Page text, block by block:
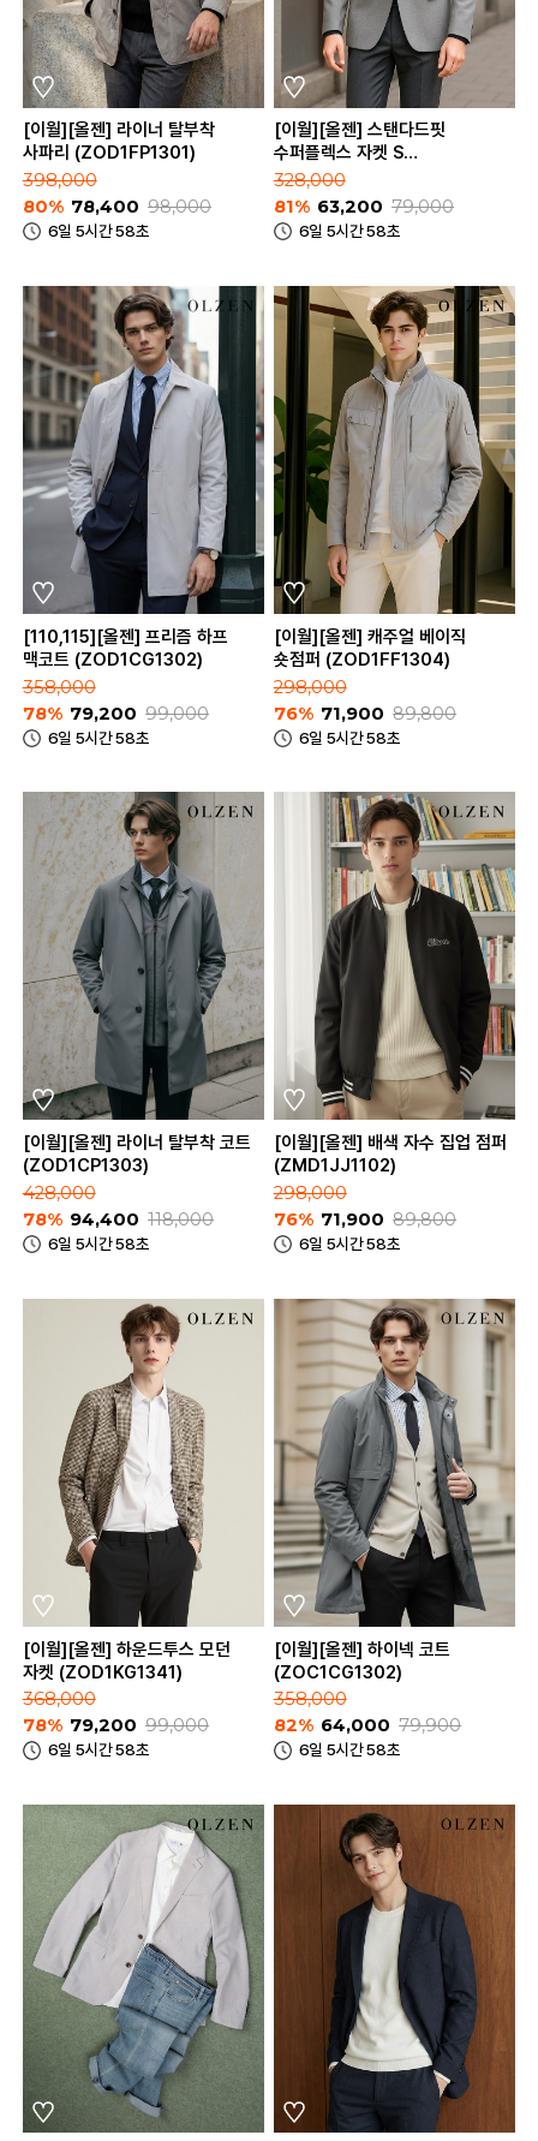
[이월][올젠] 라이너 탈부착
사파리 (ZOD1FP1301)
398,000
80% 78,400 98,000
6일 5시간 58초
[이월][올젠] 스탠다드핏
수퍼플렉스 자켓 S
(ZOD1KG1311)
328,000
81% 63,200 79,000
6일 5시간 58초
[110,115][올젠] 프리즘 하프
맥코트 (ZOD1CG1302)
358,000
78% 79,200 99,000
6일 5시간 58초
[이월][올젠] 캐주얼 베이직
숏점퍼 (ZOD1FF1304)
298,000
76% 71,900 89,800
6일 5시간 58초
[이월][올젠] 라이너 탈부착 코트
(ZOD1CP1303)
428,000
78% 94,400 118,000
6일 5시간 58초
[이월][올젠] 배색 자수 집업 점퍼
(ZMD1JJ1102)
298,000
76% 71,900 89,800
6일 5시간 58초
[이월][올젠] 하운드투스 모던
자켓 (ZOD1KG1341)
368,000
78% 79,200 99,000
6일 5시간 58초
[이월][올젠] 하이넥 코트
(ZOC1CG1302)
358,000
82% 64,000 79,900
6일 5시간 58초